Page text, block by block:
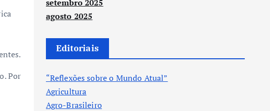
Por
setembro 2025
agosto 2025
Editoriais
“Reflexões sobre o Mundo Atual”
Agricultura
Agro-Brasileiro